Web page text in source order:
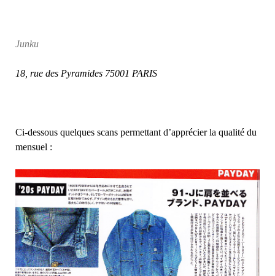
Junku
18, rue des Pyramides 75001 PARIS
Ci-dessous quelques scans permettant d’apprécier la qualité du
mensuel :